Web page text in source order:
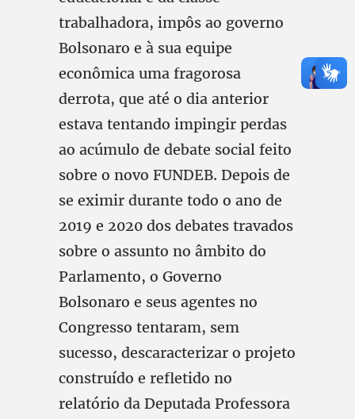
trabalhadora, impôs ao governo
Bolsonaro e à sua equipe
econômica uma fragorosa
derrota, que até o dia anterior
estava tentando impingir perdas
ao acúmulo de debate social feito
sobre o novo FUNDEB. Depois de
se eximir durante todo o ano de
2019 e 2020 dos debates travados
sobre o assunto no âmbito do
Parlamento, o Governo
Bolsonaro e seus agentes no
Congresso tentaram, sem
sucesso, descaracterizar o projeto
construído e refletido no
relatório da Deputada Professora